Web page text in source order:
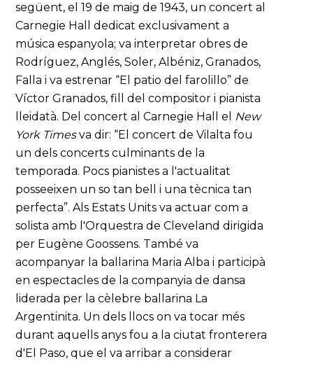
següent, el 19 de maig de 1943, un concert al
Carnegie Hall dedicat exclusivament a
música espanyola; va interpretar obres de
Rodríguez, Anglés, Soler, Albéniz, Granados,
Falla i va estrenar “El patio del farolillo” de
Víctor Granados, fill del compositor i pianista
lleidatà. Del concert al Carnegie Hall el New
York Timesva dir: “El concert de Vilalta fou
un dels concerts culminants de la
temporada. Pocs pianistes a l'actualitat
posseeixen un so tan bell i una tècnica tan
perfecta”. Als Estats Units va actuar com a
solista amb l'Orquestra de Cleveland dirigida
per Eugène Goossens. També va
acompanyar la ballarina Maria Alba i participà
en espectacles de la companyia de dansa
liderada per la cèlebre ballarina La
Argentinita. Un dels llocs on va tocar més
durant aquells anys fou a la ciutat fronterera
d'El Paso, que el va arribar a considerar